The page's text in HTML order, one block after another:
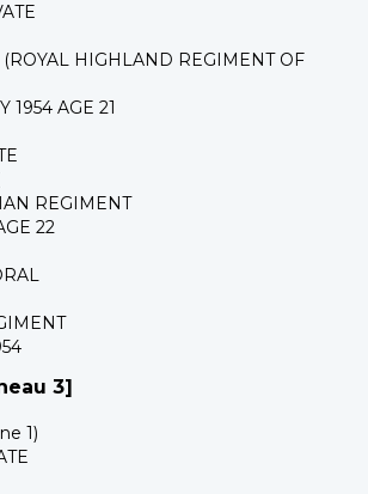
(ROYAL HIGHLAND REGIMENT OF
1954 AGE 21
REGIMENT
22
3]
1)